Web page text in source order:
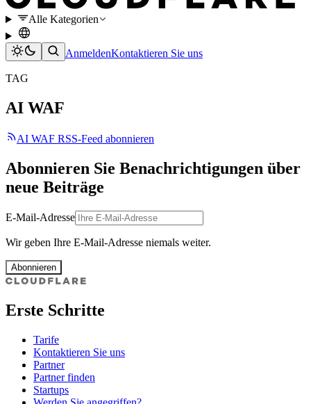
Alle Kategorien
AnmeldenKontaktieren Sie uns
TAG
AI WAF
AI WAF RSS-Feed abonnieren
Abonnieren Sie Benachrichtigungen über
neue Beiträge
E-Mail-Adresse
Wir geben Ihre E-Mail-Adresse niemals weiter.
Abonnieren
Erste Schritte
Tarife
Kontaktieren Sie uns
Partner
Partner finden
Startups